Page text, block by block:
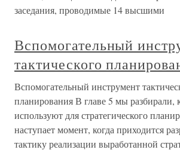
заседания, проводимые 14 высшими
Вспомогательный
тактического
Вспомогательный инструмент
планирования В главе 5 мы разбирали,
используют для стратегического
наступает момент, когда приходится
тактику реализации выработанной